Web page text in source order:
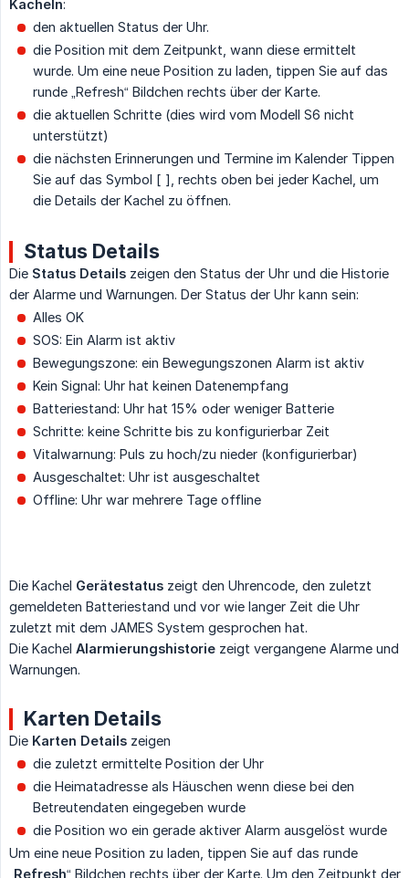
Kacheln:
den aktuellen Status der Uhr.
die Position mit dem Zeitpunkt, wann diese ermittelt
wurde. Um eine neue Position zu laden, tippen Sie auf das
runde „Refresh“ Bildchen rechts über der Karte.
die aktuellen Schritte (dies wird vom Modell S6 nicht
unterstützt)
die nächsten Erinnerungen und Termine im Kalender Tippen
Sie auf das Symbol [ ], rechts oben bei jeder Kachel, um
die Details der Kachel zu öffnen.
Status Details
Die Status Details zeigen den Status der Uhr und die Historie
der Alarme und Warnungen. Der Status der Uhr kann sein:
Alles OK
SOS: Ein Alarm ist aktiv
Bewegungszone: ein Bewegungszonen Alarm ist aktiv
Kein Signal: Uhr hat keinen Datenempfang
Batteriestand: Uhr hat 15% oder weniger Batterie
Schritte: keine Schritte bis zu konfigurierbar Zeit
Vitalwarnung: Puls zu hoch/zu nieder (konfigurierbar)
Ausgeschaltet: Uhr ist ausgeschaltet
Offline: Uhr war mehrere Tage offline
Die Kachel Gerätestatus zeigt den Uhrencode, den zuletzt
gemeldeten Batteriestand und vor wie langer Zeit die Uhr
zuletzt mit dem JAMES System gesprochen hat.
Die Kachel Alarmierungshistorie zeigt vergangene Alarme und
Warnungen.
Karten Details
Die Karten Details zeigen
die zuletzt ermittelte Position der Uhr
die Heimatadresse als Häuschen wenn diese bei den
Betreutendaten eingegeben wurde
die Position wo ein gerade aktiver Alarm ausgelöst wurde
Um eine neue Position zu laden, tippen Sie auf das runde
Refresh“ Bildchen rechts über der Karte. Um den Zeitpunkt der